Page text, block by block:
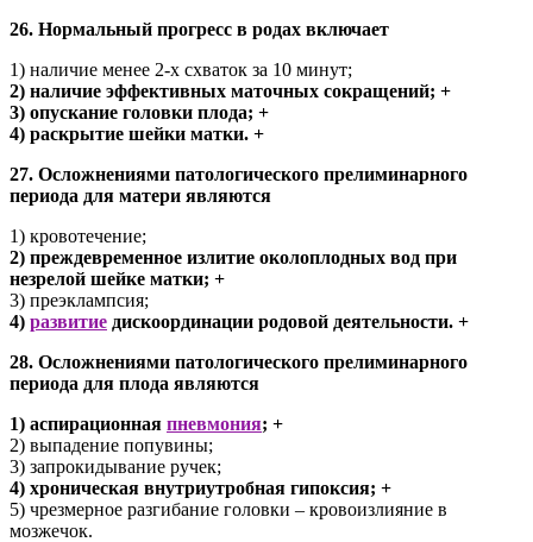
26. Нормальный прогресс в родах включает
1) наличие менее 2-х схваток за 10 минут;
2) наличие эффективных маточных сокращений; +
3) опускание головки плода; +
4) раскрытие шейки матки. +
27. Осложнениями патологического прелиминарного
периода для матери являются
1) кровотечение;
2) преждевременное излитие околоплодных вод при
незрелой шейке матки; +
3) преэклампсия;
4) развитие дискоординации родовой деятельности. +
28. Осложнениями патологического прелиминарного
периода для плода являются
1) аспирационная пневмония; +
2) выпадение попувины;
3) запрокидывание ручек;
4) хроническая внутриутробная гипоксия; +
5) чрезмерное разгибание головки – кровоизлияние в
мозжечок.